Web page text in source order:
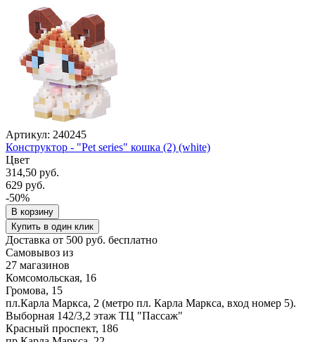
Артикул: 240245
Конструктор - "Pet series" кошка (2) (white)
Цвет
314,50 руб.
629 руб.
-50%
В корзину
Купить в один клик
Доставка от 500 руб. бесплатно
Самовывоз из
27 магазинов
Комсомольская, 16
Громова, 15
пл.Карла Маркса, 2 (метро пл. Карла Маркса, вход номер 5).
Выборная 142/3,2 этаж ТЦ "Пассаж"
Красный проспект, 186